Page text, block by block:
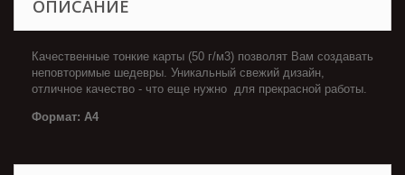
ОПИСАНИЕ
Качественные тонкие карты (50 г/м3) позволят Вам создавать
неповторимые шедевры. Уникальный свежий дизайн,
отличное качество - что еще нужно для прекрасной работы.
Формат: А4